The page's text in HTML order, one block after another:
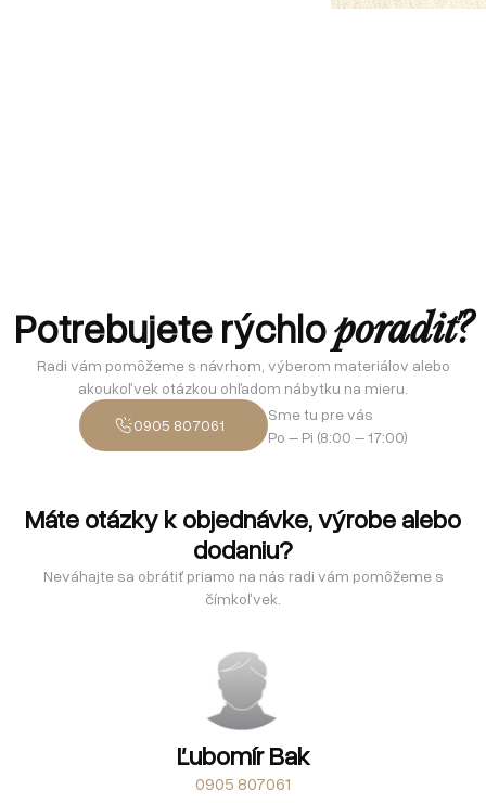
Potrebujete rýchloporadiť?
Radi vám pomôžeme s návrhom, výberom materiálov alebo
akoukoľvek otázkou ohľadom nábytku na mieru.
0905 807061
Sme tu pre vás
Po – Pi (8:00 – 17:00)
Máte otázky k objednávke, výrobe alebo
dodaniu?
Neváhajte sa obrátiť priamo na nás radi vám pomôžeme s
čímkoľvek.
Ľubomír Bak
0905 807061